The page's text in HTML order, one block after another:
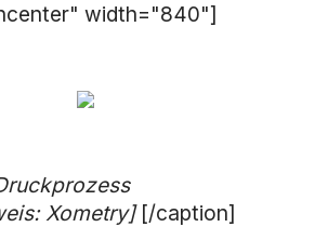
width="840"]
Xometry] [/caption]